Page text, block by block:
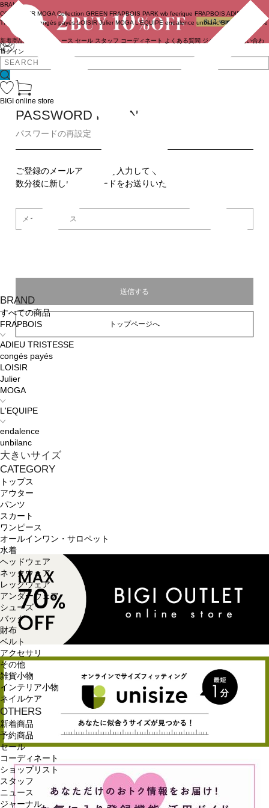
ログイン
BRAND
COUTURIER MOGA Collection GREEN FRAPBOIS PARK wb feerique FRAPBOIS ADIEU
TRISTESSE
congés payés LOISIR Julier MOGA L'EQUIPE endalence unbilanc BIGI online store
新着商品 ニュース セール スタッフ コーディネート よくある質問 ジャーナル
お問い合わ
せ
BRAND
すべての商品
FRAPBOIS
ADIEU TRISTESSE
congés payés
LOISIR
Julier
MOGA
L'EQUIPE
endalence
unbilanc
大きいサイズ
CATEGORY
トップス
アウター
パンツ
スカート
ワンピース
オールインワン・サロペット
水着
ヘッドウェア
ネックウェア
レッグウェア
アンダーウェア
シューズ
バッグ
財布
ベルト
アクセサリ
その他
雑貨小物
インテリア小物
ネイルケア
OTHERS
新着商品
予約商品
セール
コーディネート
ショップリスト
スタッフ
ニュース
ジャーナル
BIGI online store
PASSWORD REMINDER
パスワードの再設定
ご登録のメールアドレスを入力してください。
数分後に新しいパスワードをお送りいたします。
トップページへ